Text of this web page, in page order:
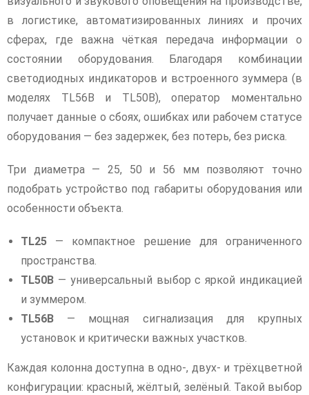
в логистике, автоматизированных линиях и прочих
сферах, где важна чёткая передача информации о
состоянии оборудования. Благодаря комбинации
светодиодных индикаторов и встроенного зуммера (в
моделях TL56B и TL50B), оператор моментально
получает данные о сбоях, ошибках или рабочем статусе
оборудования — без задержек, без потерь, без риска.
Три диаметра — 25, 50 и 56 мм позволяют точно
подобрать устройство под габариты оборудования или
особенности объекта.
TL25 — компактное решение для ограниченного
пространства.
TL50B — универсальный выбор с яркой индикацией
и зуммером.
TL56B — мощная сигнализация для крупных
установок и критически важных участков.
Каждая колонна доступна в одно-, двух- и трёхцветной
конфигурации: красный, жёлтый, зелёный. Такой выбор